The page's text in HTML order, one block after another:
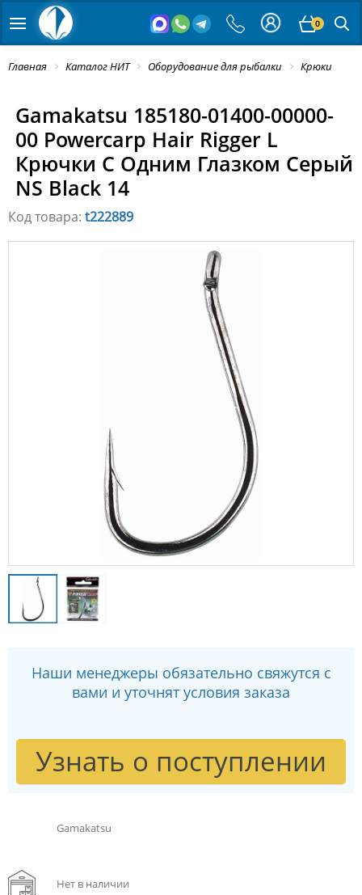
0
Главная Каталог НИТ Оборудование для рыбалки Крюки
Gamakatsu 185180-01400-00000-
00 Powercarp Hair Rigger L
Крючки С Одним Глазком Серый
NS Black 14
Код товара: t222889
Наши менеджеры обязательно свяжутся с
вами и уточнят условия заказа
Узнать о поступлении
Gamakatsu
Нет в наличии